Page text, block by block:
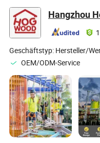
zu verkaufen
Geschäftstyp: Hersteller/
OEM/ODM-Service